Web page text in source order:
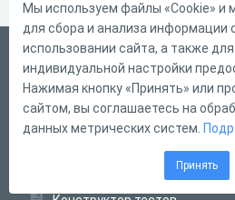
Русский
Справка
Форма обратной связи
Мы используем файлы «Cookie» и
для сбора и анализа информации
использовании сайта, а также
индивидуальной настройки
Нажимая кнопку «Принять» или
сайтом, вы соглашаетесь на
данных метрических систем.
Принять